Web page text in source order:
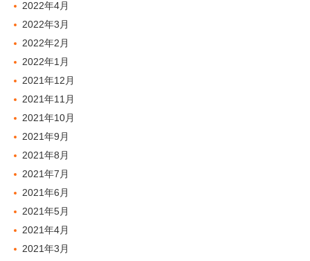
2022年4月
2022年3月
2022年2月
2022年1月
2021年12月
2021年11月
2021年10月
2021年9月
2021年8月
2021年7月
2021年6月
2021年5月
2021年4月
2021年3月